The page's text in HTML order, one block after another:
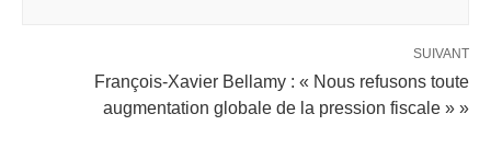
SUIVANT
François-Xavier Bellamy : « Nous refusons toute
augmentation globale de la pression fiscale » »